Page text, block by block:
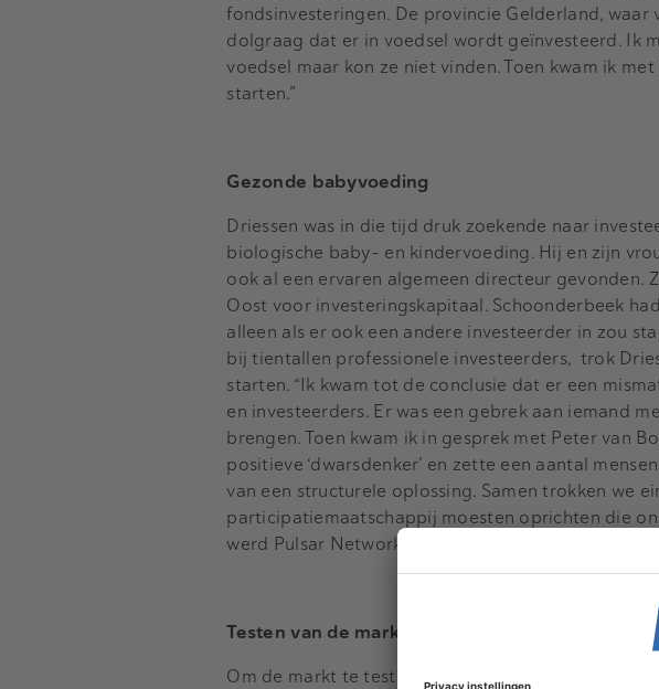
fondsinvesteringen. De provincie Gelderland,
dolgraag dat er in voedsel wordt geïnvesteerd. Ik
voedsel maar kon ze niet vinden. Toen kwam ik
starten.”
Gezonde babyvoeding
Driessen was in die tijd druk zoekende naar
biologische baby- en kindervoeding. Hij en zijn
ook al een ervaren algemeen directeur gevonden.
Oost voor investeringskapitaal. Schoonderbeek
alleen als er ook een andere investeerder in zou
bij tientallen professionele investeerders, trok
starten. “Ik kwam tot de conclusie dat er een
en investeerders. Er was een gebrek aan iemand
brengen. Toen kwam ik in gesprek met Peter van
positieve ‘dwarsdenker’ en zette een aantal
van een structurele oplossing. Samen trokken we
participatiemaatschappij moesten oprichten die
werd Pulsar Network Capital.
Testen van de markt
Om de markt te testen hebben we begin 2013 een